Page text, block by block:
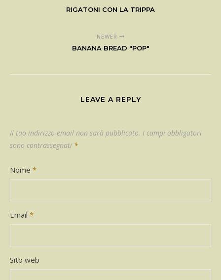
RIGATONI CON LA TRIPPA
NEWER
BANANA BREAD "POP"
LEAVE A REPLY
Il tuo indirizzo email non sarà pubblicato. I campi obbligatori
sono contrassegnati *
Nome *
Email *
Sito web